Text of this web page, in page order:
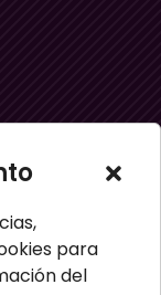
para
del